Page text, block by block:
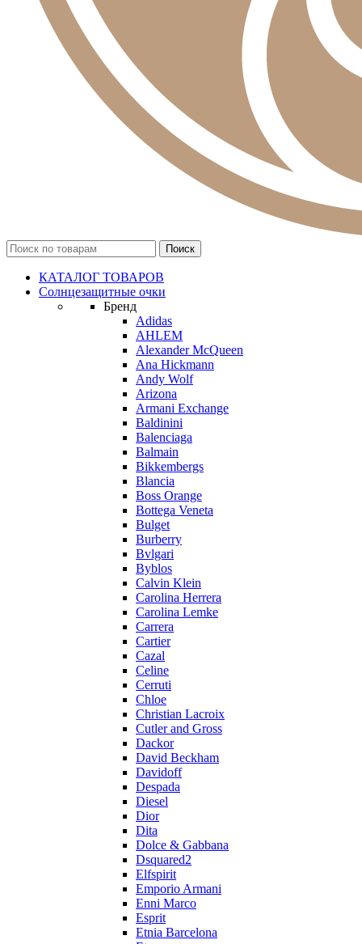
КАТАЛОГ ТОВАРОВ
Солнцезащитные очки
Бренд
Adidas
AHLEM
Alexander McQueen
Ana Hickmann
Andy Wolf
Arizona
Armani Exchange
Baldinini
Balenciaga
Balmain
Bikkembergs
Blancia
Boss Orange
Bottega Veneta
Bulget
Burberry
Bvlgari
Byblos
Calvin Klein
Carolina Herrera
Carolina Lemke
Carrera
Cartier
Cazal
Celine
Cerruti
Chloe
Christian Lacroix
Cutler and Gross
Dackor
David Beckham
Davidoff
Despada
Diesel
Dior
Dita
Dolce & Gabbana
Dsquared2
Elfspirit
Emporio Armani
Enni Marco
Esprit
Etnia Barcelona